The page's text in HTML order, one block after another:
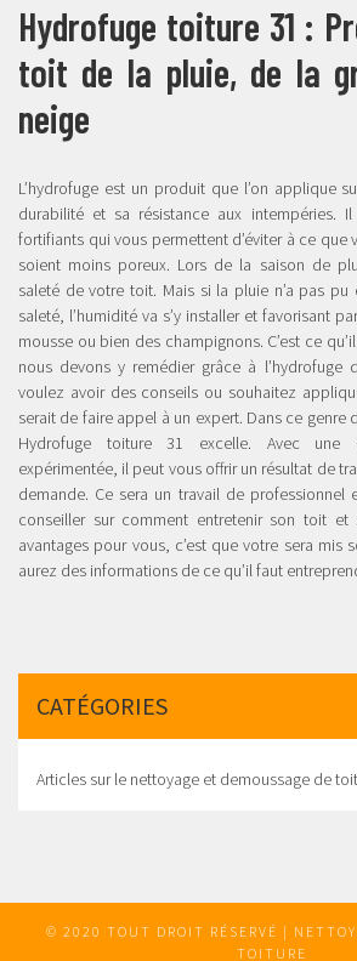
Hydrofuge toiture 31 :
toit de la pluie, de la
neige
L’hydrofuge est un produit que l’on applique
durabilité et sa résistance aux intempéries.
fortifiants qui vous permettent d’éviter à ce que
soient moins poreux. Lors de la saison de
saleté de votre toit. Mais si la pluie n’a pas
saleté, l’humidité va s’y installer et favorisant
mousse ou bien des champignons. C’est ce
nous devons y remédier grâce à l’hydrofuge
voulez avoir des conseils ou souhaitez
serait de faire appel à un expert. Dans ce genre
Hydrofuge toiture 31 excelle. Avec une
expérimentée, il peut vous offrir un résultat de
demande. Ce sera un travail de
conseiller sur comment entretenir son toit et
avantages pour vous, c’est que votre sera mis
aurez des informations de ce qu’il faut
CATÉGORIES
Articles sur le nettoyage et demoussage de toit
© 2020 TOUT DROIT RÉSERVÉ |
TOITURE